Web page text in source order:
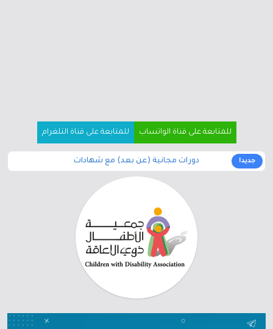
للمتابعة على قناة الواتساب للمتابعة على قناة التلغرام
جديد! دورات مجانية (عن بعد) مع شهادات